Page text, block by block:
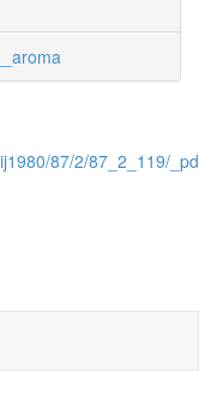
87/2/87_2_119/